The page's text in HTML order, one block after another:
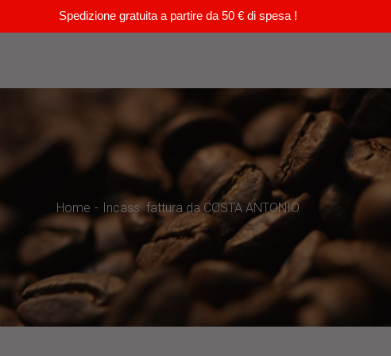
Spedizione gratuita a partire da 50 € di spesa !
Home Incass. fattura da COSTA ANTONIO